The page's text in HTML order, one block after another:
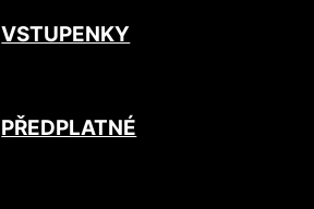
VSTUPENKY
PŘEDPLATNÉ